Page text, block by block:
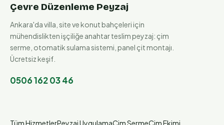
Çevre Düzenleme Peyzaj
Ankara'da villa, site ve konut bahçeleri için
mühendislikten işçiliğe anahtar teslim peyzaj: çim
serme, otomatik sulama sistemi, panel çit montajı.
Ücretsiz keşif.
0506 162 03 46
Tüm HizmetlerPeyzaj UygulamaÇim SermeÇim Ekimi